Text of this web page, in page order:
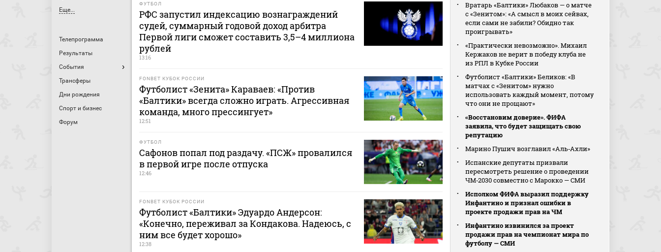
Еще...
Телепрограмма
Результаты
События
Трансферы
Дни рождения
Спорт и бизнес
Форум
ФУТБОЛ
РФС запустил индексацию вознаграждений
судей, суммарный годовой доход арбитра
Первой лиги сможет составить 3,5–4 миллиона
рублей
13:16
FONBET КУБОК РОССИИ
Футболист «Зенита» Караваев: «Против
«Балтики» всегда сложно играть. Агрессивная
команда, много прессингует»
12:51
ФУТБОЛ
Сафонов попал под раздачу. «ПСЖ» провалился
в первой игре после отпуска
12:46
FONBET КУБОК РОССИИ
Футболист «Балтики» Эдуардо Андерсон:
«Конечно, переживал за Кондакова. Надеюсь, с
ним все будет хорошо»
12:38
Вратарь «Балтики» Любаков — о матче
с «Зенитом»: «А смысл в моих сейвах,
если сами не забили? Обидно так
проигрывать»
«Практически невозможно». Михаил
Кержаков не верит в победу клуба не
из РПЛ в Кубке России
Футболист «Балтики» Беликов: «В
матчах с «Зенитом» нужно
использовать каждый момент, потому
что они не прощают»
«Восстановим доверие». ФИФА
заявила, что будет защищать свою
репутацию
Марино Пушич возглавил «Аль‑Ахли»
Испанские депутаты призвали
пересмотреть решение о проведении
ЧМ‑2030 совместно с Марокко — СМИ
Исполком ФИФА выразил поддержку
Инфантино и признал ошибки в
проекте продажи прав на ЧМ
Инфантино извинился за проект
продажи прав на чемпионат мира по
футболу — СМИ